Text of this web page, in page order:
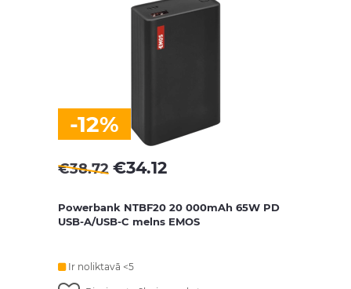
-12%
€38.72 €34.12
Powerbank NTBF20 20 000mAh 65W PD
USB-A/USB-C melns EMOS
Ir noliktavā <5